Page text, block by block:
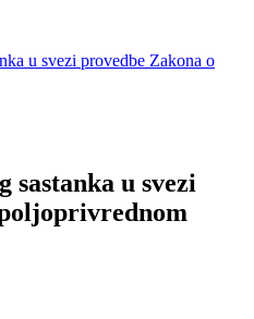
u svezi provedbe Zakona o
sastanka u svezi